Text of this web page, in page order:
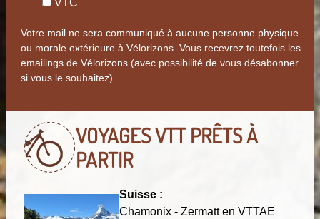
VTC
Votre mail ne sera communiqué à aucune personne physique
ou morale extérieure à Vélorizons. Vous recevrez toutefois les
emailings de Vélorizons (avec possibilité de vous désabonner
si vous le souhaitez).
VOYAGES VTTPRÊTS À
PARTIR
Suisse :
Chamonix - Zermatt en VTTAE